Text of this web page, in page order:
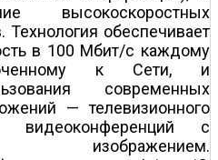
высокоскоростных
Технология обеспечивает
в 100 Мбит/с каждому
к Сети, и
современных
— телевизионного
видеоконференций с
изображением.